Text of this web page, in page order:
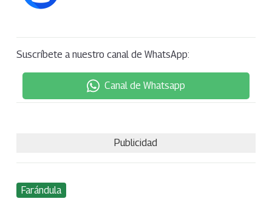
Suscríbete a nuestro canal de WhatsApp:
Canal de Whatsapp
Publicidad
Farándula